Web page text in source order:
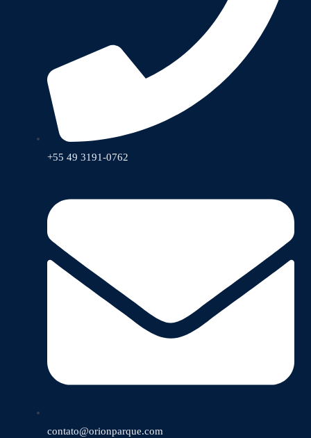
+55 49 3191-0762
contato@orionparque.com